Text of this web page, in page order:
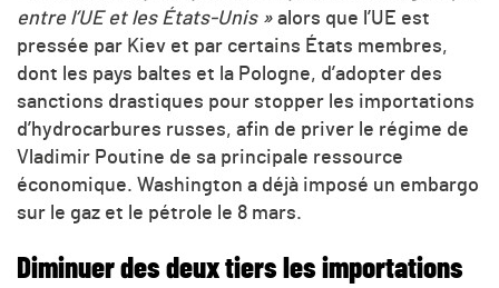
entre l’UE et les États-Unis » alors que l’UE est
pressée par Kiev et par certains États membres,
dont les pays baltes et la Pologne, d’adopter des
sanctions drastiques pour stopper les importations
d’hydrocarbures russes, afin de priver le régime de
Vladimir Poutine de sa principale ressource
économique. Washington a déjà imposé un embargo
sur le gaz et le pétrole le 8 mars.
Diminuerdes deux tiers les importations